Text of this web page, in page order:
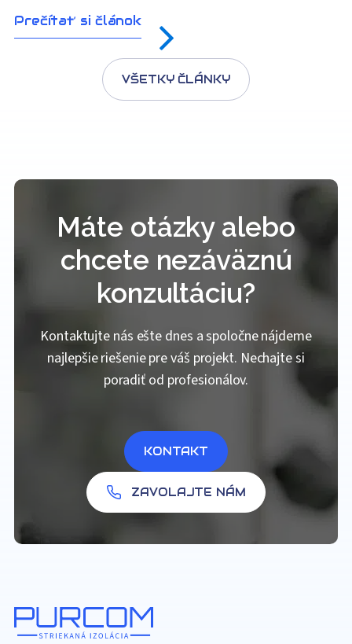
Prečítať si článok
VŠETKY ČLÁNKY
Máte otázky alebo
chcete nezáväznú
konzultáciu?
Kontaktujte nás ešte dnes a spoločne nájdeme
najlepšie riešenie pre váš projekt. Nechajte si
poradiť od profesionálov.
KONTAKT
ZAVOLAJTE NÁM